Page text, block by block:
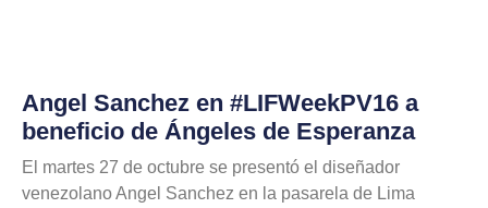
Angel Sanchez en #LIFWeekPV16 a
beneficio de Ángeles de Esperanza
El martes 27 de octubre se presentó el diseñador
venezolano Angel Sanchez en la pasarela de Lima